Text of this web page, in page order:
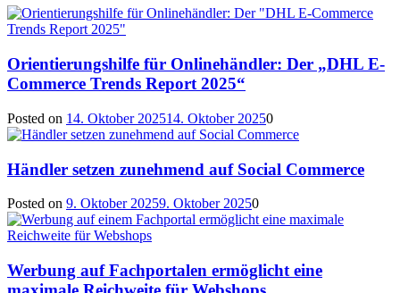
Orientierungshilfe für Onlinehändler: Der „DHL E-
Commerce Trends Report 2025“
Posted on 14. Oktober 202514. Oktober 20250
Händler setzen zunehmend auf Social Commerce
Posted on 9. Oktober 20259. Oktober 20250
Werbung auf Fachportalen ermöglicht eine